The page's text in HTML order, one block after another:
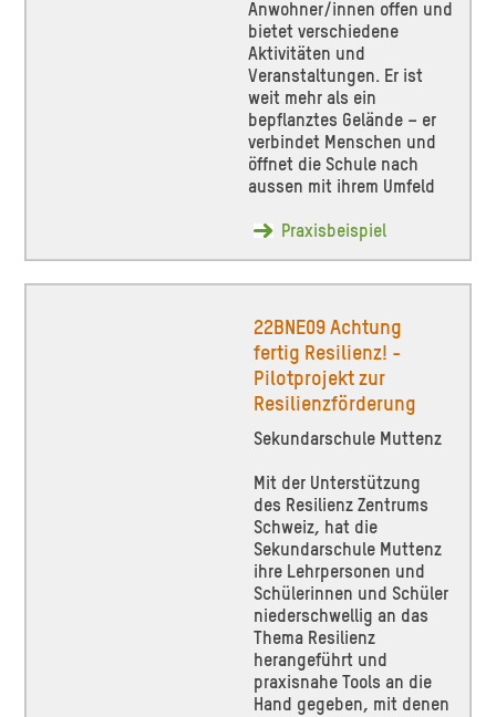
Anwohner/innen offen und
bietet verschiedene
Aktivitäten und
Veranstaltungen. Er ist
weit mehr als ein
bepflanztes Gelände – er
verbindet Menschen und
öffnet die Schule nach
aussen mit ihrem Umfeld
Praxisbeispiel
22BNE09 Achtung
fertig Resilienz! -
Pilotprojekt zur
Resilienzförderung
Sekundarschule Muttenz
Mit der Unterstützung
des Resilienz Zentrums
Schweiz, hat die
Sekundarschule Muttenz
ihre Lehrpersonen und
Schülerinnen und Schüler
niederschwellig an das
Thema Resilienz
herangeführt und
praxisnahe Tools an die
Hand gegeben, mit denen